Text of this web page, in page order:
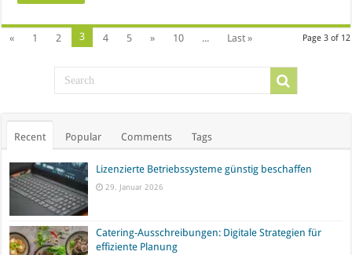
Page 3 of 12
« 1 2 3 4 5 » 10 ... Last »
Recent Popular Comments Tags
Lizenzierte Betriebssysteme günstig beschaffen
29. Januar 2026
Catering-Ausschreibungen: Digitale Strategien für
effiziente Planung